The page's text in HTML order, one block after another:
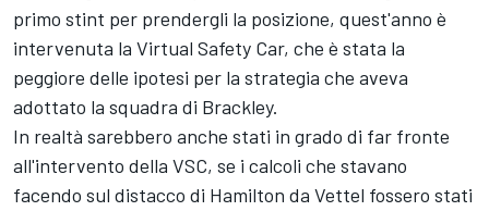
primo stint per prendergli la posizione, quest'anno è
intervenuta la Virtual Safety Car, che è stata la
peggiore delle ipotesi per la strategia che aveva
adottato la squadra di Brackley.
In realtà sarebbero anche stati in grado di far fronte
all'intervento della VSC, se i calcoli che stavano
facendo sul distacco di Hamilton da Vettel fossero stati